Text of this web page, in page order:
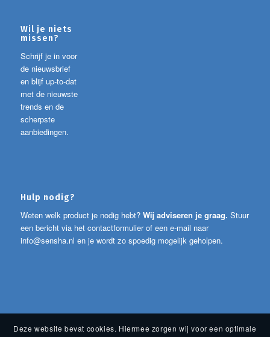
Wil je niets
missen?
Schrijf je in voor
de nieuwsbrief
en blijf up-to-dat
met de nieuwste
trends en de
scherpste
aanbiedingen.
Hulp nodig?
Weten welk product je nodig hebt? Wij adviseren je graag. Stuur
een bericht via het contactformulier of een e-mail naar
info@sensha.nl en je wordt zo spoedig mogelijk geholpen.
Deze website bevat cookies. Hiermee zorgen wij voor een optimale